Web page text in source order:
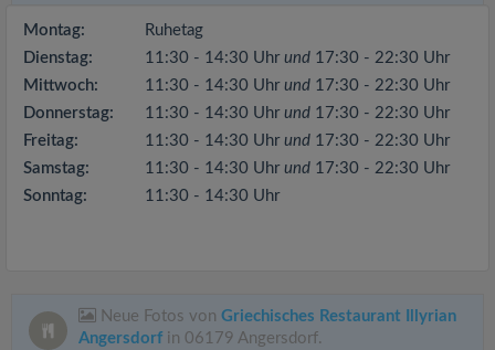
Montag:
Ruhetag
Dienstag:
11:30 - 14:30 Uhr und 17:30 - 22:30 Uhr
Mittwoch:
11:30 - 14:30 Uhr und 17:30 - 22:30 Uhr
Donnerstag:
11:30 - 14:30 Uhr und 17:30 - 22:30 Uhr
Freitag:
11:30 - 14:30 Uhr und 17:30 - 22:30 Uhr
Samstag:
11:30 - 14:30 Uhr und 17:30 - 22:30 Uhr
Sonntag:
11:30 - 14:30 Uhr
Neue Fotos von Griechisches Restaurant Illyrian
Angersdorf in 06179 Angersdorf.